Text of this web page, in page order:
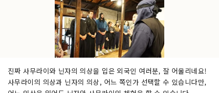
진짜 사무라이와 닌자의 의상을 입은 외국인 여러분, 잘 어울리네요!
사무라이의 의상과 닌자의 의상, 어느 쪽인가 선택할 수 있습니다만,